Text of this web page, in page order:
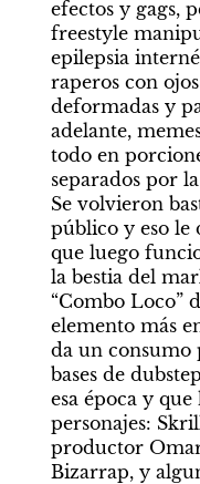
efectos y gags,
freestyle
epilepsia
raperos con
deformadas y
adelante,
todo en
separados por
Se volvieron
público y eso le
que luego
la bestia del
“Combo Loco”
elemento más
da un consumo
bases de
esa época y
personajes:
productor
Bizarrap, y